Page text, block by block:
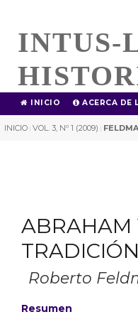
INTUS-
INICIO ACERCA DE
INICIO | VOL. 3, Nº 1 (2009) |
ABRAHAM
Roberto
Resumen